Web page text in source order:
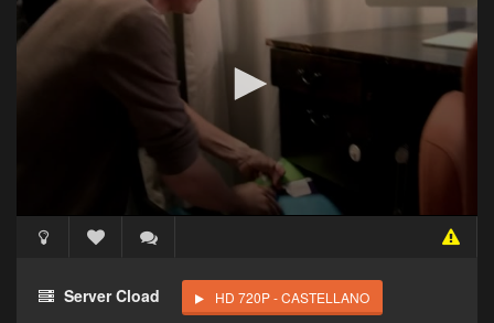
Haz clic 3 veces en el botón para desbloquear este
reproductor
Server Cload HD 720P - CASTELLANO